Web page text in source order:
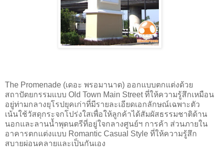
The Promenade (เดอะ พรอมานาด) ออกแบบตกแต่งด้วย
สถาปัตยกรรมแบบ Old Town Main Street ที่ให้ความรู้สึกเหมือน
อยู่ท่ามกลางยุโรปยุคเก่าที่มีรายละเอียดเอกลักษณ์เฉพาะตัว
เน้นใช้วัสดุกระจกโปร่งใสเพื่อให้ลูกค้าได้สัมผัสธรรมชาติด้าน
นอกและลานน้ำพุดนตรีที่อยู่ใจกลางศูนย์ฯ การค้า ส่วนภายใน
อาคารตกแต่งแบบ Romantic Casual Style ที่ให้ความรู้สึก
สบายผ่อนคลายและเป็นกันเอง